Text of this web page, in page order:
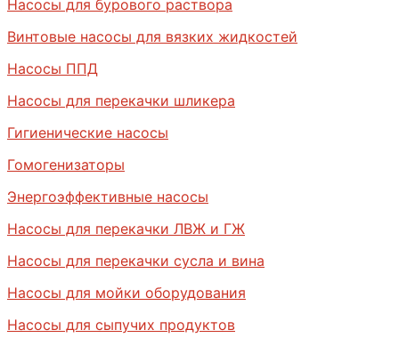
Насосы для бурового раствора
Винтовые насосы для вязких жидкостей
Насосы ППД
Насосы для перекачки шликера
Гигиенические насосы
Гомогенизаторы
Энергоэффективные насосы
Насосы для перекачки ЛВЖ и ГЖ
Насосы для перекачки сусла и вина
Насосы для мойки оборудования
Насосы для сыпучих продуктов